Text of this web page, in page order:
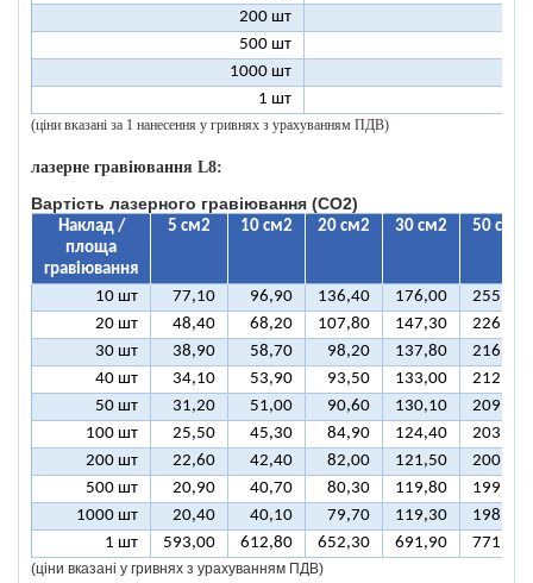
200 шт
500 шт
1000 шт
1 шт
(ціни вказані за 1 нанесення у гривнях з урахуванням ПДВ)
лазерне гравіювання L8:
Вартість лазерного гравіювання (CO2)
Наклад /
площа
гравіювання
5 см2 10 см2 20 см2 30 см2 50 см2
10 шт 77,10 96,90 136,40 176,00
255,10
20 шт
48,40 68,20 107,80 147,30
226,50
30 шт
38,90 58,70 98,20 137,80
216,90
40 шт
34,10 53,90 93,50 133,00
212,10
50 шт
31,20 51,00 90,60 130,10
209,30
100 шт
25,50 45,30 84,90 124,40
203,50
200 шт
22,60 42,40 82,00 121,50
200,70
500 шт
20,90 40,70 80,30 119,80
199,00
1000 шт
20,40 40,10 79,70 119,30
198,40
1 шт
593,00 612,80 652,30 691,90 771,00
(ціни вказані у гривнях з урахуванням ПДВ)